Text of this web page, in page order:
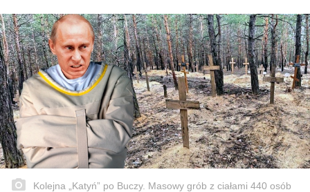
Kolejna „Katyń” po Buczy. Masowy grób z ciałami 440 osób